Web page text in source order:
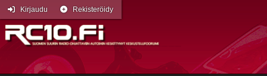
Kirjaudu Rekisteröidy